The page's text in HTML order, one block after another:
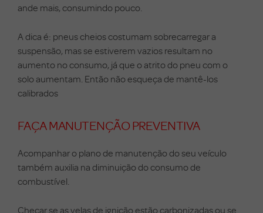
ande mais, consumindo pouco.
A dica é: pneus cheios costumam sobrecarregar a
suspensão, mas se estiverem vazios resultam no
aumento no consumo, já que o atrito do pneu com o
solo aumentam. Então não esqueça de mantê-los
calibrados
FAÇA MANUTENÇÃO PREVENTIVA
Acompanhar o plano de manutenção do seu veículo
também auxilia na diminuição do consumo de
combustível.
Checar se as velas de ignição estão carbonizadas ou se